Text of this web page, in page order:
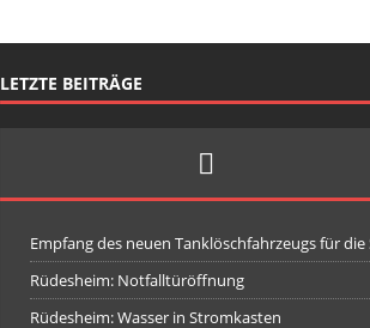
LETZTE BEITRÄGE
Empfang des neuen Tanklöschfahrzeugs für
Rüdesheim: Notfalltüröffnung
Rüdesheim: Wasser in Stromkasten